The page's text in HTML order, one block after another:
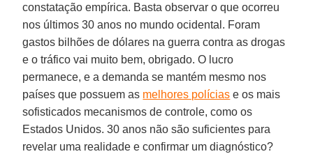
constatação empírica. Basta observar o que ocorreu
nos últimos 30 anos no mundo ocidental. Foram
gastos bilhões de dólares na guerra contra as drogas
e o tráfico vai muito bem, obrigado. O lucro
permanece, e a demanda se mantém mesmo nos
países que possuem as melhores polícias e os mais
sofisticados mecanismos de controle, como os
Estados Unidos. 30 anos não são suficientes para
revelar uma realidade e confirmar um diagnóstico?